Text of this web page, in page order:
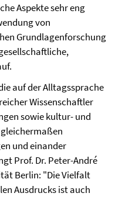
Aspekte sehr eng
von
Grundlagenforschung
auf der Alltagssprache
Wissenschaftler
sowie kultur- und
und einander
Prof. Dr. Peter-André
Berlin: "Die Vielfalt
Ausdrucks ist auch